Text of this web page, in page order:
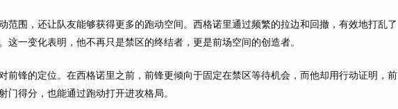
范围，还让队友能够获得更多的跑动空间。西格诺里通过频繁的拉边和回撤，有效地打乱了
这一变化表明，他不再只是禁区的终结者，更是前场空间的创造者。
前锋的定位。在西格诺里之前，前锋更倾向于固定在禁区等待机会，而他却用行动证明，前
得分，也能通过跑动打开进攻格局。